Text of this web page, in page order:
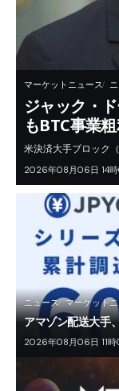
マーケットニュース
ジャック・
もBTC事業
米決済大手ブロック
2026年08月06日 14時
ニュース マーケット
アマゾン配送大手
2026年08月06日 11時